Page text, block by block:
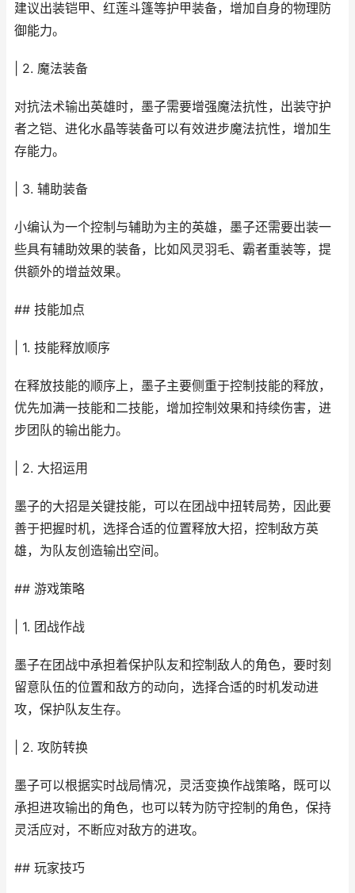
建议出装铠甲、红莲斗篷等护甲装备，增加自身的物理防
御能力。
| 2. 魔法装备
对抗法术输出英雄时，墨子需要增强魔法抗性，出装守护
者之铠、进化水晶等装备可以有效进步魔法抗性，增加生
存能力。
| 3. 辅助装备
小编认为一个控制与辅助为主的英雄，墨子还需要出装一
些具有辅助效果的装备，比如风灵羽毛、霸者重装等，提
供额外的增益效果。
## 技能加点
| 1. 技能释放顺序
在释放技能的顺序上，墨子主要侧重于控制技能的释放，
优先加满一技能和二技能，增加控制效果和持续伤害，进
步团队的输出能力。
| 2. 大招运用
墨子的大招是关键技能，可以在团战中扭转局势，因此要
善于把握时机，选择合适的位置释放大招，控制敌方英
雄，为队友创造输出空间。
## 游戏策略
| 1. 团战作战
墨子在团战中承担着保护队友和控制敌人的角色，要时刻
留意队伍的位置和敌方的动向，选择合适的时机发动进
攻，保护队友生存。
| 2. 攻防转换
墨子可以根据实时战局情况，灵活变换作战策略，既可以
承担进攻输出的角色，也可以转为防守控制的角色，保持
灵活应对，不断应对敌方的进攻。
## 玩家技巧